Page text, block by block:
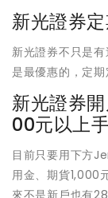
新光證券
新光證券不只是
是最優惠的，定期
新光證券
00元以上
目前只要用下方
用金、期貨1,000